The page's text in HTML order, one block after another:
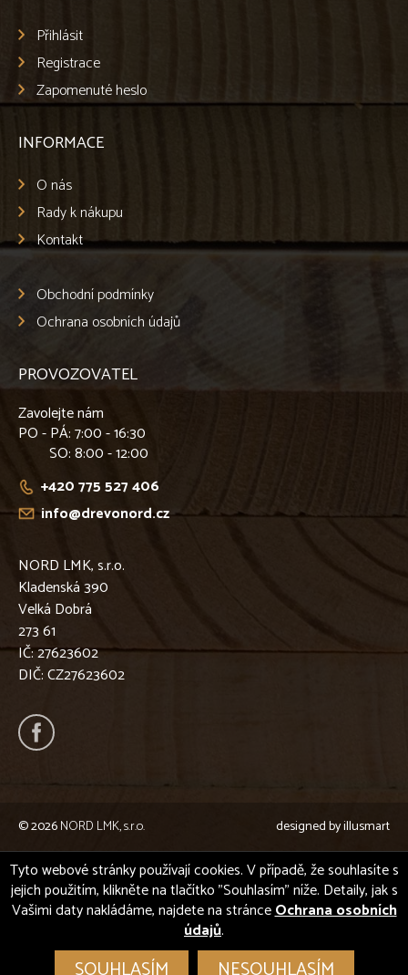
Přihlásit
Registrace
Zapomenuté heslo
INFORMACE
O nás
Rady k nákupu
Kontakt
Obchodní podmínky
Ochrana osobních údajů
PROVOZOVATEL
Zavolejte nám
PO - PÁ: 7:00 - 16:30
SO: 8:00 - 12:00
+420 775 527 406
info@drevonord.cz
NORD LMK, s.r.o.
Kladenská 390
Velká Dobrá
273 61
IČ: 27623602
DIČ: CZ27623602
© 2026NORD LMK, s.r.o. designed byillusmart
Tyto webové stránky používají cookies. V případě, že souhlasíte s
jejich použitím, klikněte na tlačítko "Souhlasím" níže. Detaily, jak s
Vašimi daty nakládáme, najdete na stránceOchrana osobních
údajů.